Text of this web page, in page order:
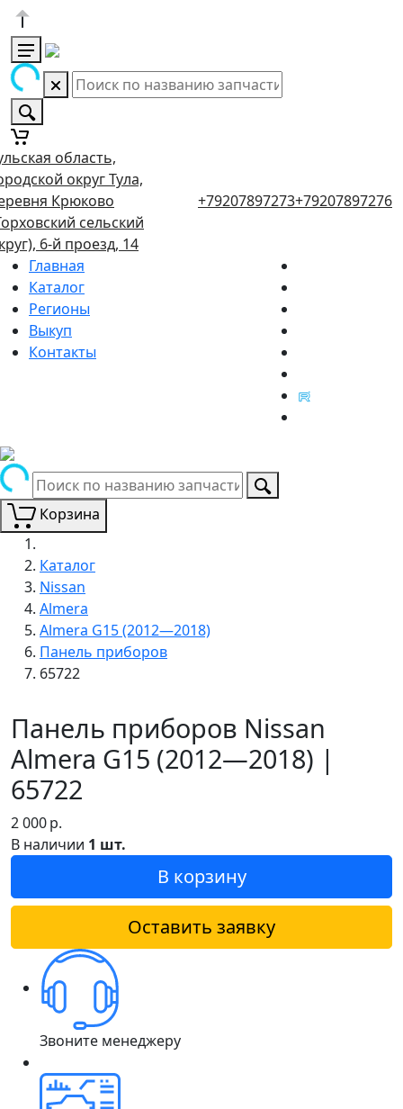
область,
округ Тула,
Крюково
сельский
6-й проезд, 14
+79207897273+79207897276
Главная
Каталог
Регионы
Выкуп
Контакты
Корзина
Каталог
Nissan
Almera
Almera G15 (2012—2018)
Панель приборов
65722
Панель приборов Nissan
Almera G15 (2012—2018) |
65722
2 000р.
В наличии 1 шт.
В корзину
Оставить заявку
Звоните менеджеру